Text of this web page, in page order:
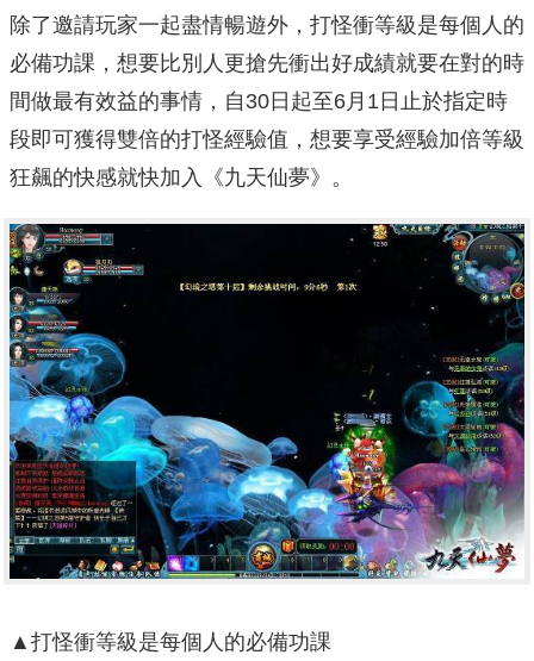
除了邀請玩家一起盡情暢遊外，打怪衝等級是每個人的
必備功課，想要比別人更搶先衝出好成績就要在對的時
間做最有效益的事情，自30日起至6月1日止於指定時
段即可獲得雙倍的打怪經驗值，想要享受經驗加倍等級
狂飆的快感就快加入《九天仙夢》。
▲打怪衝等級是每個人的必備功課